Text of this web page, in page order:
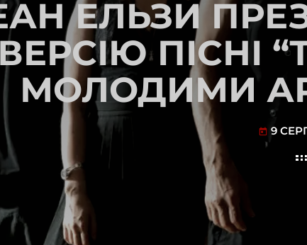
ЕЛЬЗИ
ВЕРСІЮ ПІСНІ
МОЛОДИМИ
today 9